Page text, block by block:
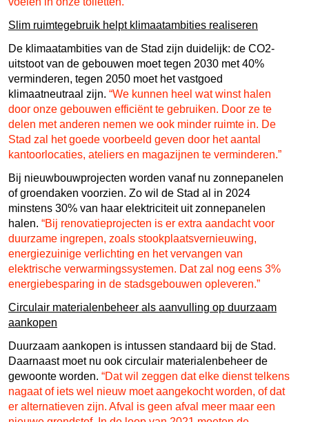
Slim ruimtegebruik helpt klimaatambities realiseren
De klimaatambities van de Stad zijn duidelijk: de CO2-
uitstoot van de gebouwen moet tegen 2030 met 40%
verminderen, tegen 2050 moet het vastgoed
klimaatneutraal zijn. “We kunnen heel wat winst halen
door onze gebouwen efficiënt te gebruiken. Door ze te
delen met anderen nemen we ook minder ruimte in. De
Stad zal het goede voorbeeld geven door het aantal
kantoorlocaties, ateliers en magazijnen te verminderen.”
Bij nieuwbouwprojecten worden vanaf nu zonnepanelen
of groendaken voorzien. Zo wil de Stad al in 2024
minstens 30% van haar elektriciteit uit zonnepanelen
halen. “Bij renovatieprojecten is er extra aandacht voor
duurzame ingrepen, zoals stookplaatsvernieuwing,
energiezuinige verlichting en het vervangen van
elektrische verwarmingssystemen. Dat zal nog eens 3%
energiebesparing in de stadsgebouwen opleveren.”
Circulair materialenbeheer als aanvulling op duurzaam
aankopen
Duurzaam aankopen is intussen standaard bij de Stad.
Daarnaast moet nu ook circulair materialenbeheer de
gewoonte worden. “Dat wil zeggen dat elke dienst telkens
nagaat of iets wel nieuw moet aangekocht worden, of dat
er alternatieven zijn. Afval is geen afval meer maar een